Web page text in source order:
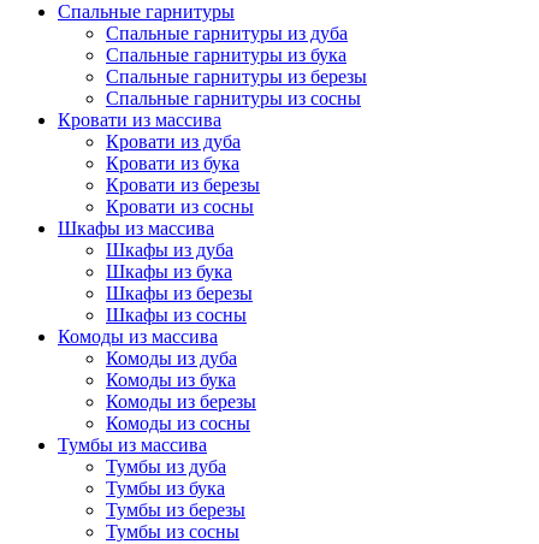
Спальные гарнитуры
Спальные гарнитуры из дуба
Спальные гарнитуры из бука
Спальные гарнитуры из березы
Спальные гарнитуры из сосны
Кровати из массива
Кровати из дуба
Кровати из бука
Кровати из березы
Кровати из сосны
Шкафы из массива
Шкафы из дуба
Шкафы из бука
Шкафы из березы
Шкафы из сосны
Комоды из массива
Комоды из дуба
Комоды из бука
Комоды из березы
Комоды из сосны
Тумбы из массива
Тумбы из дуба
Тумбы из бука
Тумбы из березы
Тумбы из сосны